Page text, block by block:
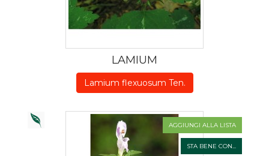
LAMIUM
Lamium flexuosum Ten.
AGGIUNGI ALLA LISTA
STA BENE CON...